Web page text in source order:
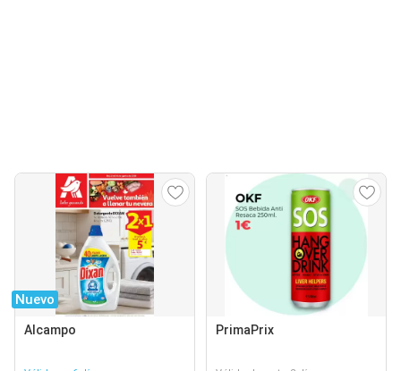
Nuevo
Alcampo PrimaPrix